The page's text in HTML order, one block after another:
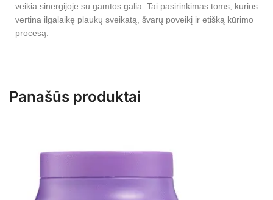
veikia sinergijoje su gamtos galia. Tai pasirinkimas toms, kurios
vertina ilgalaikę plaukų sveikatą, švarų poveikį ir etišką kūrimo
procesą.
Panašūs produktai